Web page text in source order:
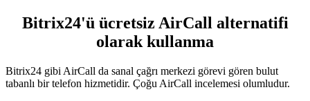
Bitrix24'ü ücretsiz AirCall alternatifi
olarak kullanma
Bitrix24 gibi AirCall da sanal çağrı merkezi görevi gören bulut
tabanlı bir telefon hizmetidir. Çoğu AirCall incelemesi olumludur.